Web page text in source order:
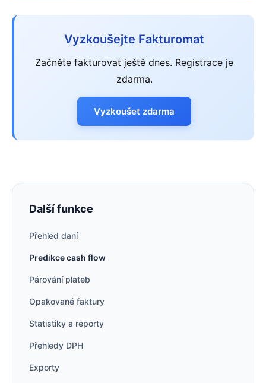
Vyzkoušejte Fakturomat
Začněte fakturovat ještě dnes. Registrace je
zdarma.
Vyzkoušet zdarma
Další funkce
Přehled daní
Predikce cash flow
Párování plateb
Opakované faktury
Statistiky a reporty
Přehledy DPH
Exporty